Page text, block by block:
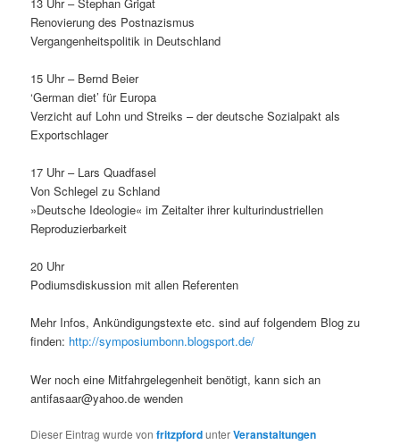
Ren­ovierung des Postnazismus
Ver­gan­gen­heit­spoli­tik in Deutschland
15 Uhr – Bernd Beier
‘Ger­man diet’ für Europa
Verzicht auf Lohn und Streiks – der deutsche Sozial­pakt als
Exportschlager
17 Uhr – Lars Quadfasel
Von Schlegel zu Schland
»Deutsche Ide­olo­gie« im Zeital­ter ihrer kul­turindus­triellen
Reproduzierbarkeit
20 Uhr
Podi­ums­diskus­sion mit allen Referenten
Mehr Infos, Ankündi­gung­s­texte etc. sind auf fol­gen­dem Blog zu
find­en: http://symposiumbonn.blogsport.de/
Wer noch eine Mit­fahrgele­gen­heit benötigt, kann sich an
antifasaar@yahoo.de wenden
Dieser Eintrag wurde vonfritzpfordunterVeranstaltungen